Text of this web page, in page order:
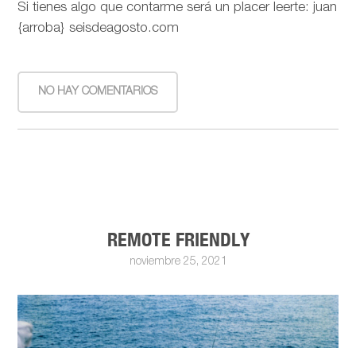
Si tienes algo que contarme será un placer leerte: juan
{arroba} seisdeagosto.com
NO HAY COMENTARIOS
REMOTE FRIENDLY
noviembre 25, 2021